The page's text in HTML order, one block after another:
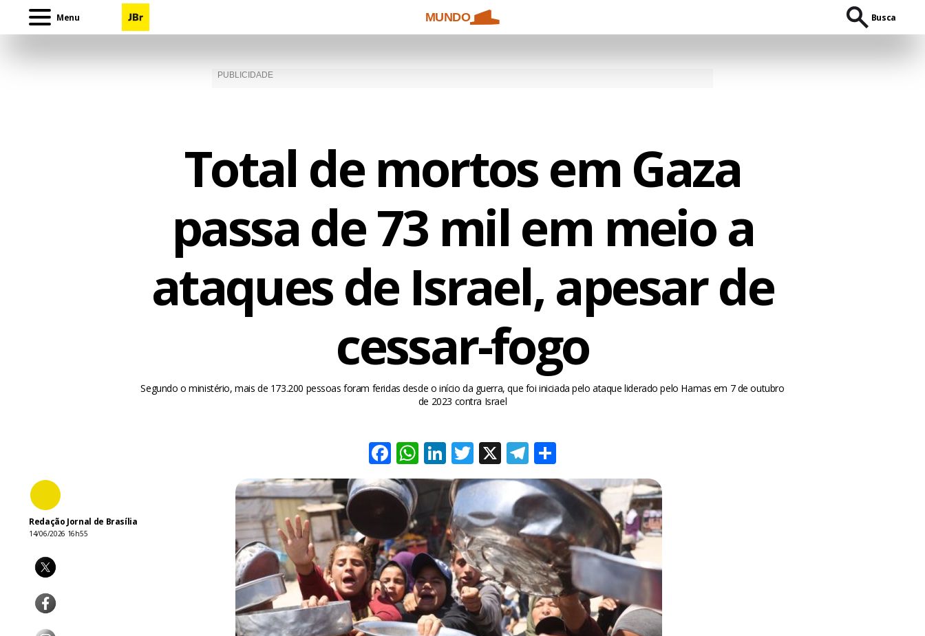
Menu MUNDO Busca
Total de mortos em Gaza
passa de 73 mil em meio a
ataques de Israel, apesar de
cessar-fogo
Segundo o ministério, mais de 173.200 pessoas foram feridas desde o início da guerra, que foi iniciada pelo ataque liderado pelo Hamas em 7 de outubro
de 2023 contra Israel
Facebook
WhatsApp
LinkedIn
Twitter
X Telegram
Redação Jornal de Brasília
14/06/2026 16h55